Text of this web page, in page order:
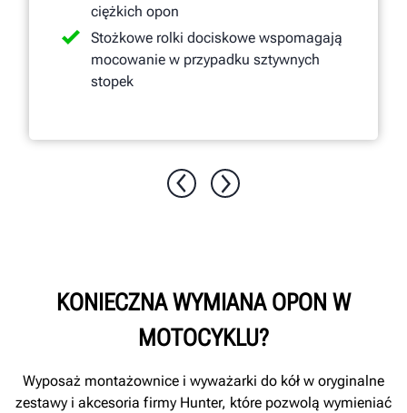
ciężkich opon
Stożkowe rolki dociskowe wspomagają
mocowanie w przypadku sztywnych
stopek
KONIECZNA WYMIANA OPON W
MOTOCYKLU?
Wyposaż montażownice i wyważarki do kół w oryginalne
zestawy i akcesoria firmy Hunter, które pozwolą wymieniać